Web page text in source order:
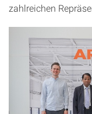
zahlreichen